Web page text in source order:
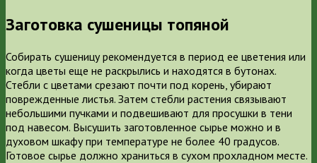
Заготовка сушеницы топяной
Собирать сушеницу рекомендуется в период ее цветения или
когда цветы еще не раскрылись и находятся в бутонах.
Стебли с цветами срезают почти под корень, убирают
поврежденные листья. Затем стебли растения связывают
небольшими пучками и подвешивают для просушки в тени
под навесом. Высушить заготовленное сырье можно и в
духовом шкафу при температуре не более 40 градусов.
Готовое сырье должно храниться в сухом прохладном месте.